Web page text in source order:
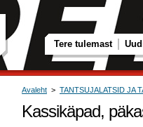
Tere tulemast
Avaleht > TANTSUJALATSID JA
Kassikäpad,